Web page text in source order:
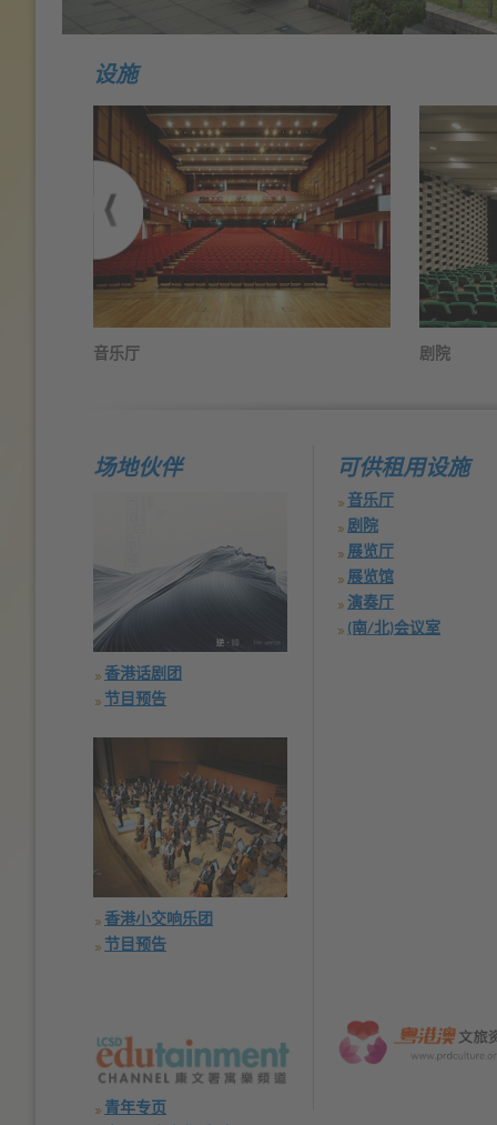
设施
音乐厅 剧院
场地伙伴
香港话剧团
节目预告
香港小交响乐团
节目预告
青年专页
可供租用设施
音乐厅
剧院
展览厅
展览馆
演奏厅
(南/北)会议室